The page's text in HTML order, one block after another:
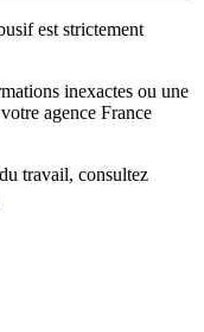
est strictement
inexactes ou une
agence France
travail, consultez